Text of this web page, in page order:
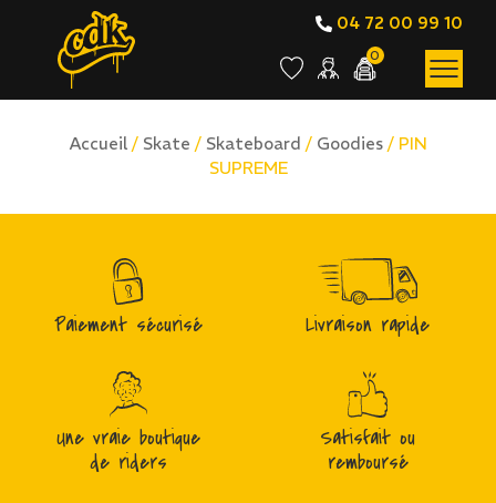
04 72 00 99 10
0
Accueil/ Skate / Skateboard / Goodies/ PIN
SUPREME
Paiement sécurisé Livraison rapide
Une vraie boutique
de riders
Satisfait ou
remboursé